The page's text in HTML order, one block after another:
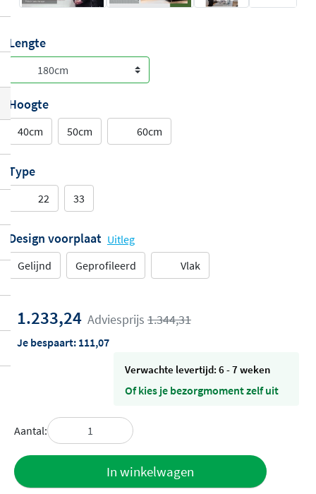
Lengte
Hoogte
40cm 50cm 60cm
Type
22 33
Design voorplaat Uitleg
Gelijnd
Geprofileerd Vlak
1.233,24 Adviesprijs 1.344,31
Je bespaart: 111,07
Verwachte levertijd: 6 - 7 weken
Of kies je bezorgmoment zelf uit
Aantal:
In winkelwagen